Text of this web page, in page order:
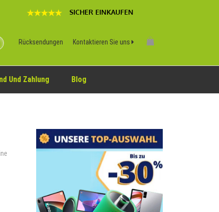
SICHER EINKAUFEN
Rücksendungen Kontaktieren Sie uns
Und Zahlung Blog